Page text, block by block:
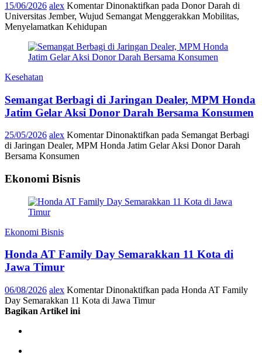
15/06/2026 alex Komentar Dinonaktifkan pada Donor Darah di
Universitas Jember, Wujud Semangat Menggerakkan Mobilitas,
Menyelamatkan Kehidupan
Kesehatan
Semangat Berbagi di Jaringan Dealer, MPM Honda
Jatim Gelar Aksi Donor Darah Bersama Konsumen
25/05/2026 alex Komentar Dinonaktifkan pada Semangat Berbagi
di Jaringan Dealer, MPM Honda Jatim Gelar Aksi Donor Darah
Bersama Konsumen
Ekonomi Bisnis
Ekonomi Bisnis
Honda AT Family Day Semarakkan 11 Kota di
Jawa Timur
06/08/2026 alex Komentar Dinonaktifkan pada Honda AT Family
Day Semarakkan 11 Kota di Jawa Timur
Bagikan Artikel ini